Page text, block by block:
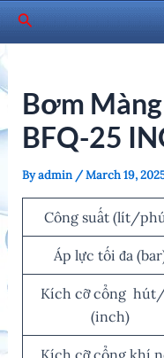
SkipSearch
Bơm
BFQ-25
Byadmin /March 19,
Công suất (lít/
Áp lực tối đa
Kích cỡ cổng
(inch)
Kích cỡ cổng khí